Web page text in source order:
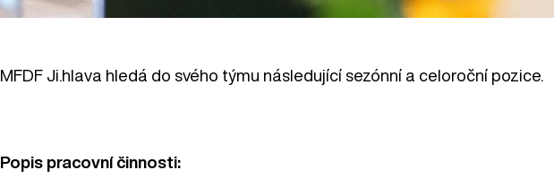
MFDF Ji.hlava hledá do svého týmu následující sezónní a celoroční pozice.
Popis pracovní činnosti: